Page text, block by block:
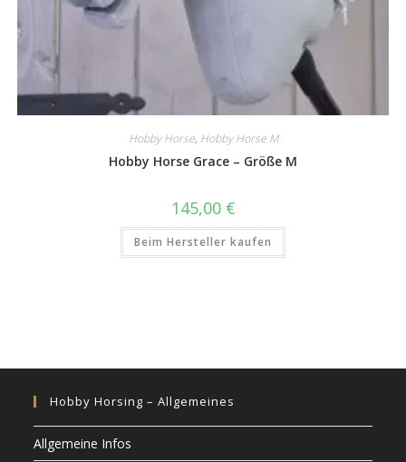
Hobby Horse, Hobby Horse M
Hobby Horse Grace – Größe M
145,00 €
Beim Hersteller kaufen
Hobby Horsing – Allgemeines
Allgemeine Infos